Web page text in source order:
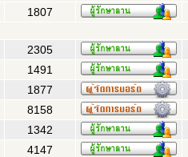
1807
2305
1491
1877
8158
1342
4147